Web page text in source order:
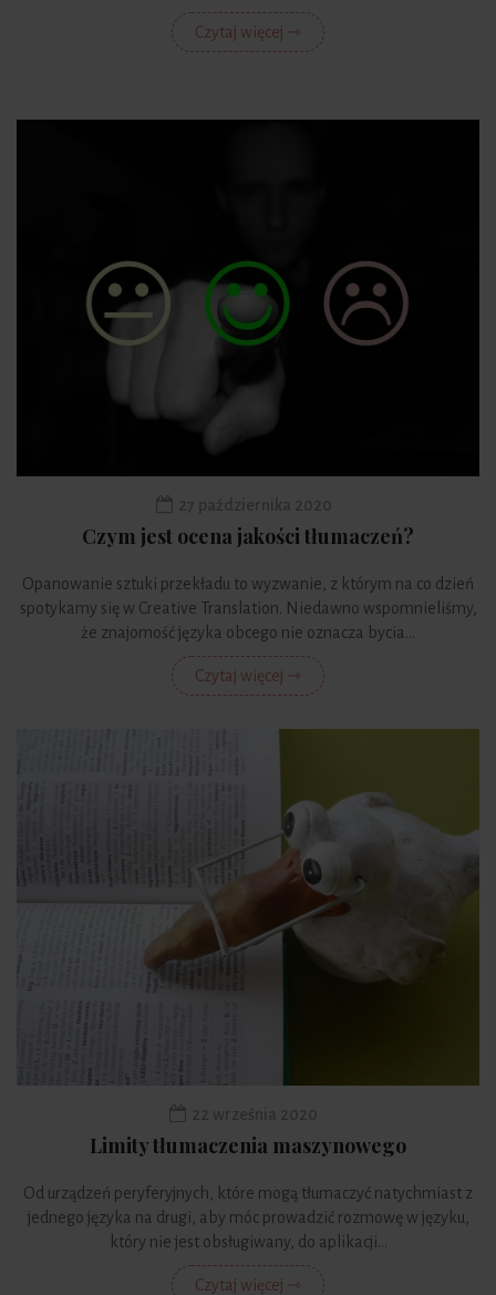
Czytaj więcej ⇾
Czym jest ocena jakości tłumaczeń?
Opanowanie sztuki przekładu to wyzwanie, z którym na co dzień
spotykamy się w Creative Translation. Niedawno wspomnieliśmy,
że znajomość języka obcego nie oznacza bycia...
Czytaj więcej ⇾
Limity tłumaczenia maszynowego
Od urządzeń peryferyjnych, które mogą tłumaczyć natychmiast z
jednego języka na drugi, aby móc prowadzić rozmowę w języku,
który nie jest obsługiwany, do aplikacji...
Czytaj więcej ⇾